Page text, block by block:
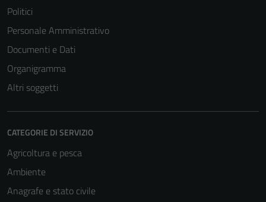
Politici
Personale Amministrativo
Documenti e Dati
Organigramma
Altri soggetti
CATEGORIE DI SERVIZIO
Agricoltura e pesca
Ambiente
Anagrafe e stato civile